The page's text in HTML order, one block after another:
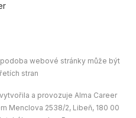
webové stránky může být
stran
a provozuje Alma Career
Menclova 2538/2, Libeň, 180 00